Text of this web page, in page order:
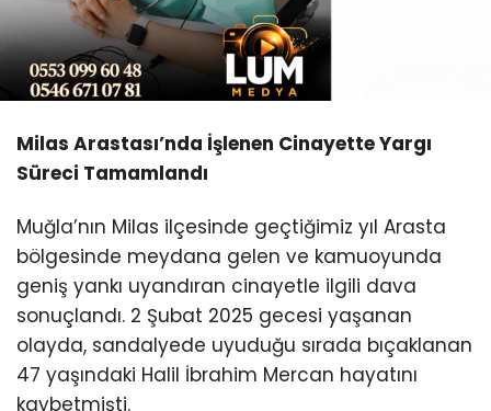
Milas Arastası’nda İşlenen Cinayette Yargı
Süreci Tamamlandı
Muğla’nın Milas ilçesinde geçtiğimiz yıl Arasta
bölgesinde meydana gelen ve kamuoyunda
geniş yankı uyandıran cinayetle ilgili dava
sonuçlandı. 2 Şubat 2025 gecesi yaşanan
olayda, sandalyede uyuduğu sırada bıçaklanan
47 yaşındaki Halil İbrahim Mercan hayatını
kaybetmişti.